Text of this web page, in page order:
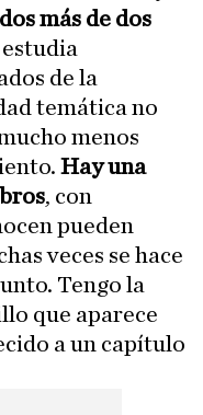
más de dos
de la
temática no
menos
Hay una
, con
pueden
veces se hace
Tengo la
que aparece
a un capítulo